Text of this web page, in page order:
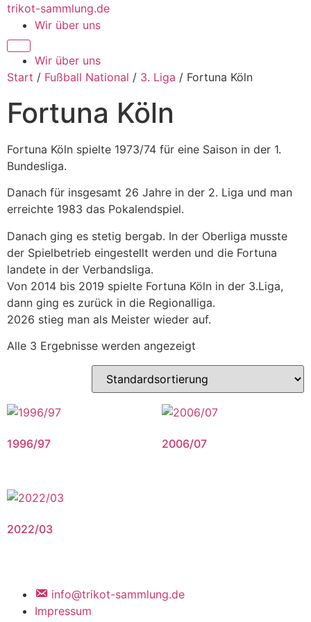
Zum
Inhalt
springen
trikot-sammlung.de
Wir über uns
Wir über uns
Start / Fußball National / 3. Liga / Fortuna Köln
Fortuna Köln
Fortuna Köln spielte 1973/74 für eine Saison in der 1.
Bundesliga.
Danach für insgesamt 26 Jahre in der 2. Liga und man
erreichte 1983 das Pokalendspiel.
Danach ging es stetig bergab. In der Oberliga musste
der Spielbetrieb eingestellt werden und die Fortuna
landete in der Verbandsliga.
Von 2014 bis 2019 spielte Fortuna Köln in der 3.Liga,
dann ging es zurück in die Regionalliga.
2026 stieg man als Meister wieder auf.
Alle 3 Ergebnisse werden angezeigt
1996/97 2006/07
2022/03
info@trikot-sammlung.de
Impressum